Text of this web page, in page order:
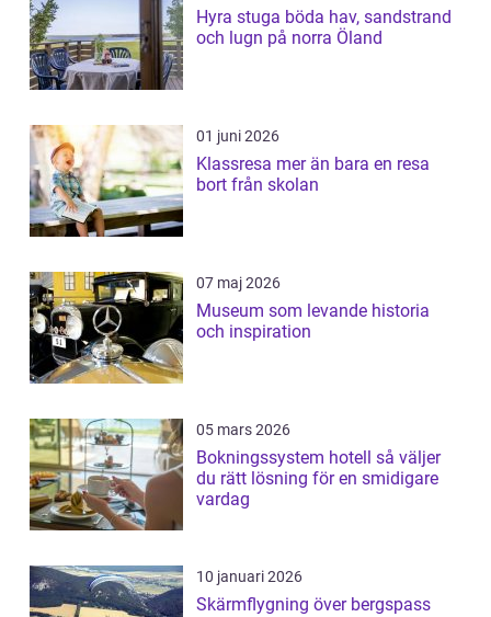
Hyra stuga böda hav, sandstrand
och lugn på norra Öland
01 juni 2026
Klassresa mer än bara en resa
bort från skolan
07 maj 2026
Museum som levande historia
och inspiration
05 mars 2026
Bokningssystem hotell så väljer
du rätt lösning för en smidigare
vardag
10 januari 2026
Skärmflygning över bergspass